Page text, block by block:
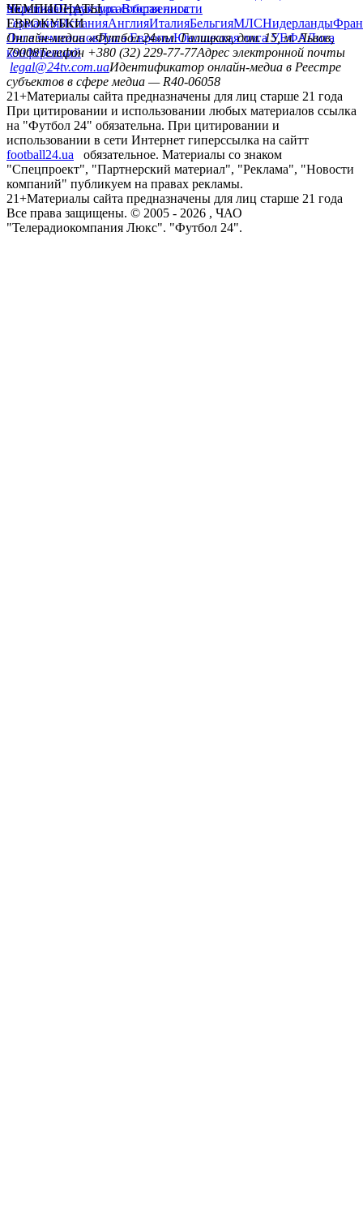
политикаСтруктура собственности
УкраинаПервая лигаВторая лига
ЧЕМПИОНАТЫ
ГерманияИспанияАнглияИталияБельгияМЛСНидерланды
ЕВРОКУБКИ
Лига чемпионовЛига ЕвропыЮношеская лига УЕФАЛига
конференций
Онлайн-медиа «Футбол 24»пл. Галицкая, дом. 15, м. Львов,
79008Телефон +380 (32) 229-77-77Адрес электронной почты
legal@24tv.com.uaИдентификатор онлайн-медиа в Реестре
субъектов в сфере медиа — R40-06058
21+Материалы сайта предназначены для лиц старше 21 года
При цитировании и использовании любых материалов ссылка
на "Футбол 24" обязательна. При цитировании и
использовании в сети Интернет гиперссылка на сайтт
football24.ua
обязательное. Материалы со знаком
"Спецпроект", "Партнерский материал", "Реклама", "Новости
компаний" публикуем на правах рекламы.
21+Материалы сайта предназначены для лиц старше 21 года
Все права защищены. © 2005 - 2026 , ЧАО
"Телерадиокомпания Люкс". "Футбол 24".